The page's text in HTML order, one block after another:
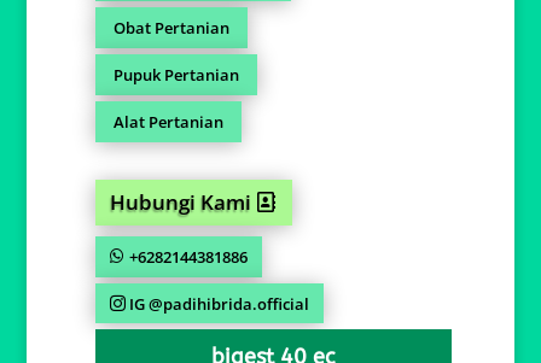
Obat Pertanian
Pupuk Pertanian
Alat Pertanian
Hubungi Kami
+6282144381886
IG @padihibrida.official
bigest 40 ec